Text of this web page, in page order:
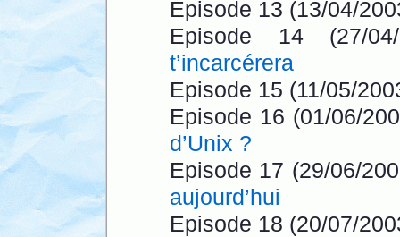
Episode 13 (13/04/
Episode 14 (27/
t’incarcérera
Episode 15 (11/05/
Episode 16 (01/06/
d’Unix ?
Episode 17 (29/06/
aujourd’hui
Episode 18 (20/07/